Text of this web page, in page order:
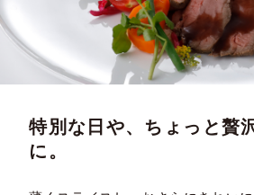
特別な日や、ちょっと贅
に。